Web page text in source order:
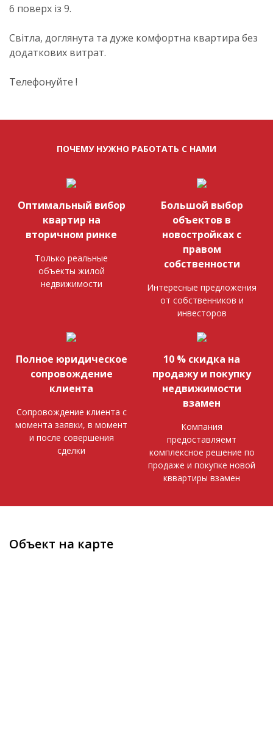
6 поверх із 9.
Світла, доглянута та дуже комфортна квартира без
додаткових витрат.
Телефонуйте !
ПОЧЕМУ НУЖНО РАБОТАТЬ С НАМИ
Оптимальный вибор
квартир на
вторичном ринке
Только реальные
объекты жилой
недвижимости
Большой выбор
объектов в
новостройках с
правом
собственности
Интересные предложения
от собственников и
инвесторов
Полное юридическое
сопровождение
клиента
Сопровождение клиента с
момента заявки, в момент
и после совершения
сделки
10 % скидка на
продажу и покупку
недвижимости
взамен
Компания
предоставляемт
комплексное решение по
продаже и покупке новой
кввартиры взамен
Объект на карте